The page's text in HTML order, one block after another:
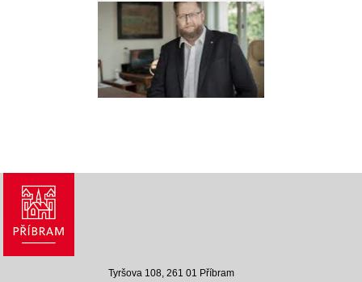
Tyršova 108, 261 01 Příbram